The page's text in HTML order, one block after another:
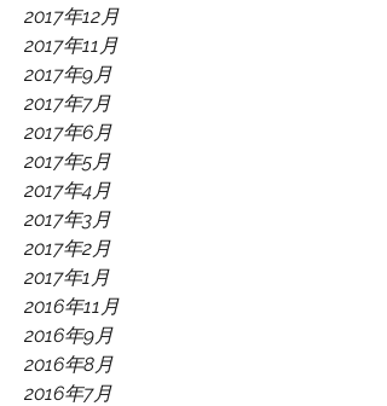
2017年12月
2017年11月
2017年9月
2017年7月
2017年6月
2017年5月
2017年4月
2017年3月
2017年2月
2017年1月
2016年11月
2016年9月
2016年8月
2016年7月